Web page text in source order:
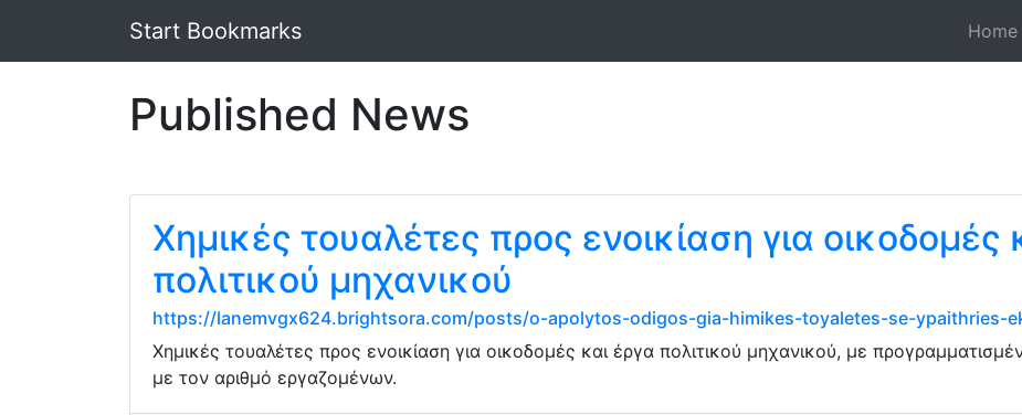
Start Bookmarks Home
Published News
Χημικές τουαλέτες προς ενοικίαση για οικοδομές
πολιτικού μηχανικού
https://lanemvgx624.brightsora.com/posts/o-apolytos-odigos-gia-himikes-toyaletes-se-ypaithries-
Χημικές τουαλέτες προς ενοικίαση για οικοδομές και έργα πολιτικού μηχανικού, με
με τον αριθμό εργαζομένων.